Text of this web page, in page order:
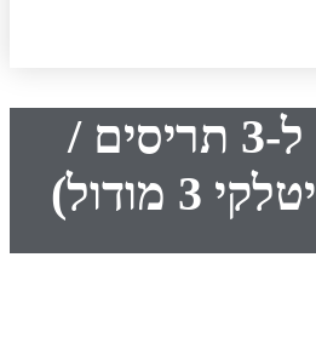
מתג מגע ל-3 תריסים /
מודול)